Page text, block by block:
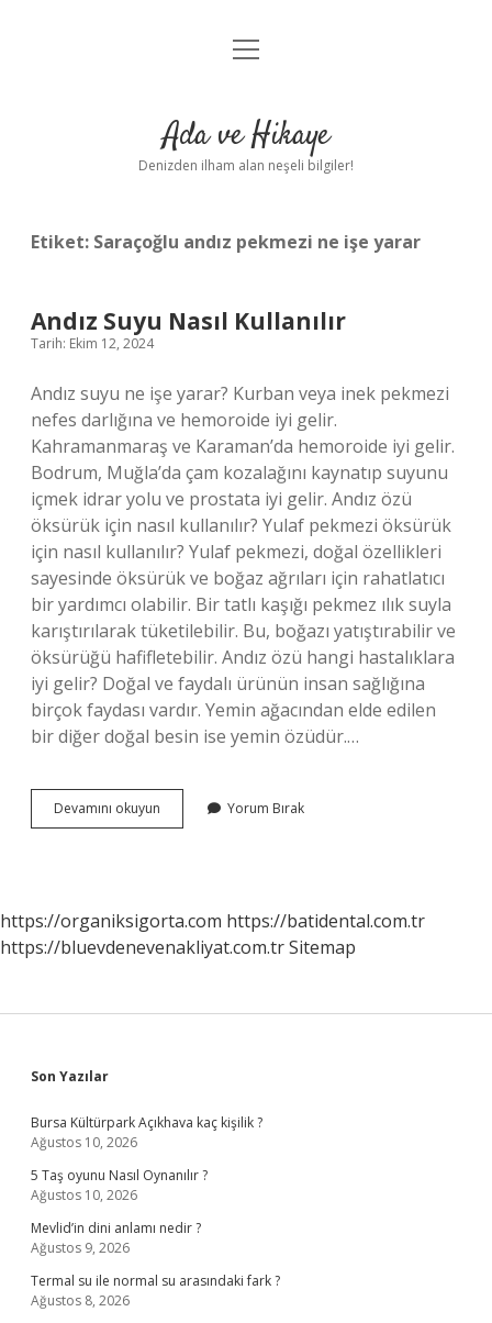
Anasayfa
Yasal Uyarı
menüyü
Ada ve Hikaye
Denizden ilham alan neşeli bilgiler!
Etiket: Saraçoğlu andız pekmezi ne işe yarar
Andız Suyu Nasıl Kullanılır
Tarih: Ekim 12, 2024
Andız suyu ne işe yarar? Kurban veya inek pekmezi
nefes darlığına ve hemoroide iyi gelir.
Kahramanmaraş ve Karaman’da hemoroide iyi gelir.
Bodrum, Muğla’da çam kozalağını kaynatıp suyunu
içmek idrar yolu ve prostata iyi gelir. Andız özü
öksürük için nasıl kullanılır? Yulaf pekmezi öksürük
için nasıl kullanılır? Yulaf pekmezi, doğal özellikleri
sayesinde öksürük ve boğaz ağrıları için rahatlatıcı
bir yardımcı olabilir. Bir tatlı kaşığı pekmez ılık suyla
karıştırılarak tüketilebilir. Bu, boğazı yatıştırabilir ve
öksürüğü hafifletebilir. Andız özü hangi hastalıklara
iyi gelir? Doğal ve faydalı ürünün insan sağlığına
birçok faydası vardır. Yemin ağacından elde edilen
bir diğer doğal besin ise yemin özüdür.…
Devamını okuyun
Suyu
Yorum Bırak
https://organiksigorta.com https://batidental.com.tr
https://bluevdenevenakliyat.com.trSitemap
Sidebar
Son Yazılar
Bursa Kültürpark Açıkhava kaç kişilik ?
Ağustos 10, 2026
5 Taş oyunu Nasıl Oynanılır ?
Ağustos 10, 2026
Mevlid’in dini anlamı nedir ?
Ağustos 9, 2026
Termal su ile normal su arasındaki fark ?
Ağustos 8, 2026